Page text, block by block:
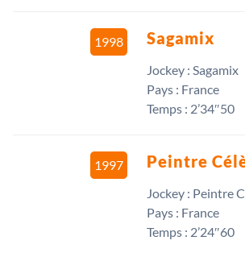
1998 Sagamix
Jockey : Sagamix
Pays : France
Temps : 2’34″50
1997 Peintre
Jockey : Peintre
Pays : France
Temps : 2’24″60